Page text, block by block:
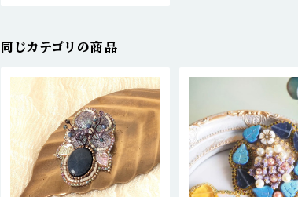
同じカテゴリの商品